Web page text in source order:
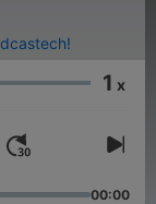
1 x
00:00